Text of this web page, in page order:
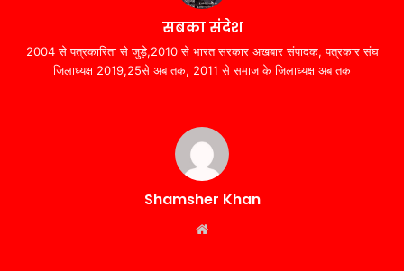
सबका संदेश
2004 से पत्रकारिता से जुड़े,2010 से भारत सरकार अखबार संपादक, पत्रकार संघ
जिलाध्यक्ष 2019,25से अब तक, 2011 से समाज के जिलाध्यक्ष अब तक
Shamsher Khan